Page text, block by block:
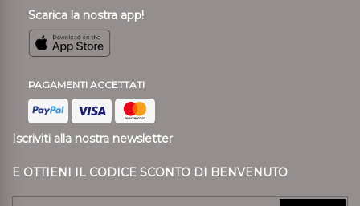
Scarica la nostra app!
PAGAMENTI ACCETTATI
Iscriviti alla nostra newsletter
E OTTIENI IL CODICE SCONTO DI BENVENUTO